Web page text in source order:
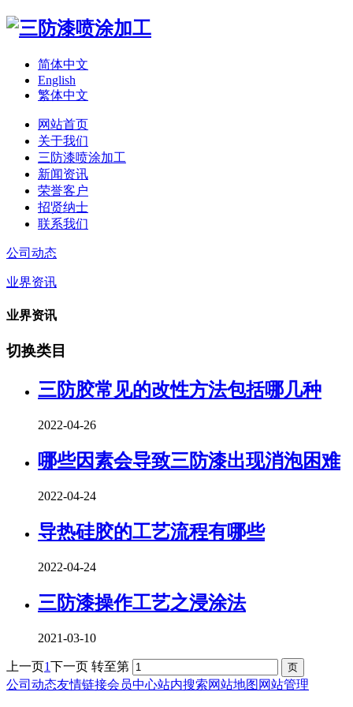
简体中文
English
繁体中文
网站首页
关于我们
三防漆喷涂加工
新闻资讯
荣誉客户
招贤纳士
联系我们
公司动态
业界资讯
业界资讯
切换类目
三防胶常见的改性方法包括哪几种
2022-04-26
哪些因素会导致三防漆出现消泡困难
2022-04-24
导热硅胶的工艺流程有哪些
2022-04-24
三防漆操作工艺之浸涂法
2021-03-10
上一页1下一页 转至第
公司动态友情链接会员中心站内搜索网站地图 网站管理